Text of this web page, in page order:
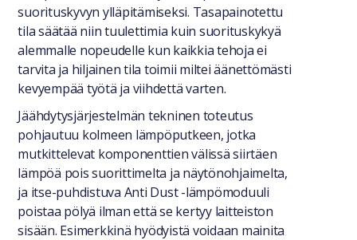
suorituskyvyn ylläpitämiseksi. Tasapainotettu
tila säätää niin tuulettimia kuin suorituskykyä
alemmalle nopeudelle kun kaikkia tehoja ei
tarvita ja hiljainen tila toimii miltei äänettömästi
kevyempää työtä ja viihdettä varten.
Jäähdytysjärjestelmän tekninen toteutus
pohjautuu kolmeen lämpöputkeen, jotka
mutkittelevat komponenttien välissä siirtäen
lämpöä pois suorittimelta ja näytönohjaimelta,
ja itse-puhdistuva Anti Dust -lämpömoduuli
poistaa pölyä ilman että se kertyy laitteiston
sisään. Esimerkkinä hyödyistä voidaan mainita